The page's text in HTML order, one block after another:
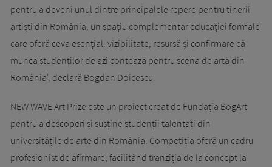
pentru a deveni unul dintre principalele repere pentru tinerii
artiști din România, un spațiu complementar educației formale
care oferă ceva esențial: vizibilitate, resursă și confirmare că
munca studenților de azi contează pentru scena de artă din
România', declară Bogdan Doicescu.
NEW WAVE Art Prize este un proiect creat de Fundația BogArt
pentru a descoperi și susține studenții talentați din
universitățile de arte din România. Competiția oferă un cadru
profesionist de afirmare, facilitând tranziția de la concept la